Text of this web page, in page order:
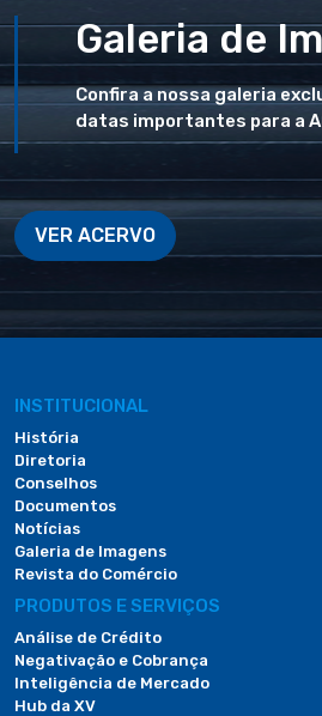
Galeria de
Confira a nossa galeria
datas importantes para a
VER ACERVO
INSTITUCIONAL
História
Diretoria
Conselhos
Documentos
Notícias
Galeria de Imagens
Revista do Comércio
PRODUTOS E SERVIÇOS
Análise de Crédito
Negativação e Cobrança
Inteligência de Mercado
Hub da XV